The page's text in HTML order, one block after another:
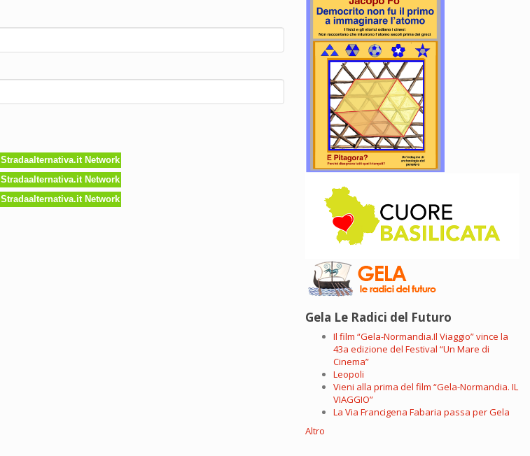
Stradaalternativa.it Network
Stradaalternativa.it Network
Stradaalternativa.it Network
Gela Le Radici del Futuro
Il film “Gela-Normandia.Il Viaggio” vince la
43a edizione del Festival “Un Mare di
Cinema”
Leopoli
Vieni alla prima del film “Gela-Normandia. IL
VIAGGIO”
La Via Francigena Fabaria passa per Gela
Altro